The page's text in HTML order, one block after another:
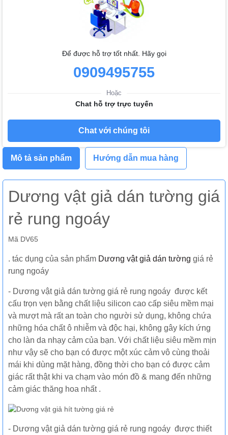
Để được hỗ trợ tốt nhất. Hãy gọi
0909495755
Hoặc
Chat hỗ trợ trực tuyến
Chat với chúng tôi
Mô tả sản phẩm Hướng dẫn mua hàng
Dương vật giả dán tường giá
rẻ rung ngoáy
Mã DV65
. tác dụng của sản phẩm Dương vật giả dán tường giá rẻ
rung ngoáy
- Dương vật giả dán tường giá rẻ rung ngoáy được kết
cấu trọn vẹn bằng chất liệu silicon cao cấp siêu mềm mại
và mượt mà rất an toàn cho người sử dụng, không chứa
những hóa chất ô nhiễm và độc hại, không gây kích ứng
cho làn da nhạy cảm của bạn. Với chất liệu siêu mềm mịn
như vậy sẽ cho bạn có được một xúc cảm vô cùng thoải
mái khi dùng mặt hàng, đồng thời cho bạn có được cảm
giác rất thật khi va chạm vào món đồ & mang đến những
cảm giác thăng hoa nhất .
- Dương vật giả dán tường giá rẻ rung ngoáy được thiết